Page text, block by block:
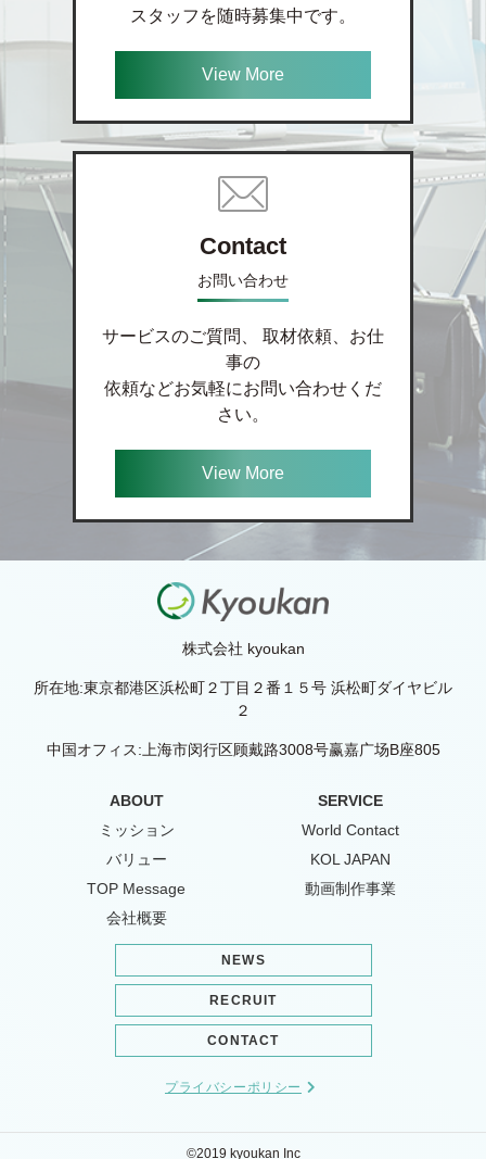
スタッフを随時募集中です。
View More
Contact
お問い合わせ
サービスのご質問、 取材依頼、お仕
事の
依頼などお気軽にお問い合わせくだ
さい。
View More
株式会社 kyoukan
所在地:東京都港区浜松町２丁目２番１５号 浜松町ダイヤビル
２
中国オフィス:上海市闵行区顾戴路3008号赢嘉广场B座805
ABOUT
ミッション
バリュー
TOP Message
会社概要
SERVICE
World Contact
KOL JAPAN
動画制作事業
NEWS
RECRUIT
CONTACT
プライバシーポリシー
©2019 kyoukan Inc